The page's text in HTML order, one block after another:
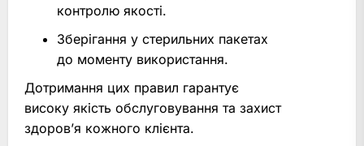
контролю якості.
Зберігання у стерильних пакетах
до моменту використання.
Дотримання цих правил гарантує
високу якість обслуговування та захист
здоров’я кожного клієнта.